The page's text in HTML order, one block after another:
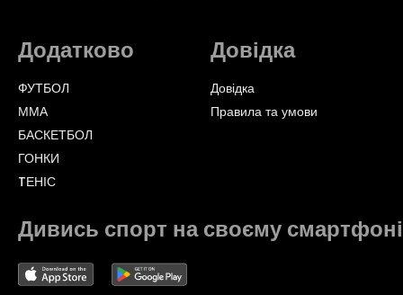
Додатково
ФУТБОЛ
ММА
БАСКЕТБОЛ
ГОНКИ
TЕНІС
Довідка
Довідка
Правила та умови
Дивись спорт на своєму смартфоні